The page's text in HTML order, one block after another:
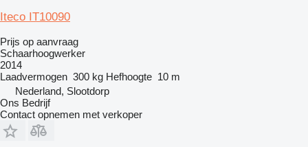
Iteco IT10090
Prijs op aanvraag
Schaarhoogwerker
2014
Laadvermogen 300 kg Hefhoogte 10 m
Nederland, Slootdorp
Ons Bedrijf
Contact opnemen met verkoper